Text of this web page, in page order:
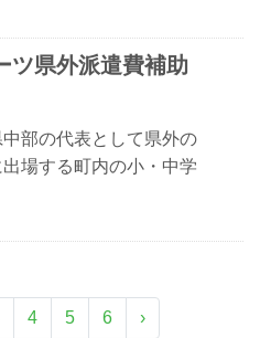
ツ県外派遣費補助
部の代表として県外の
場する町内の小・中学
4 5 6 ›